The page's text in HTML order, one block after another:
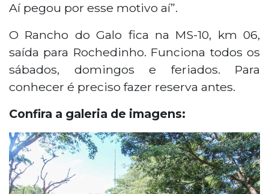
Aí pegou por esse motivo aí”.
O Rancho do Galo fica na MS-10, km 06,
saída para Rochedinho. Funciona todos os
sábados, domingos e feriados. Para
conhecer é preciso fazer reserva antes.
Confira a galeria de imagens: